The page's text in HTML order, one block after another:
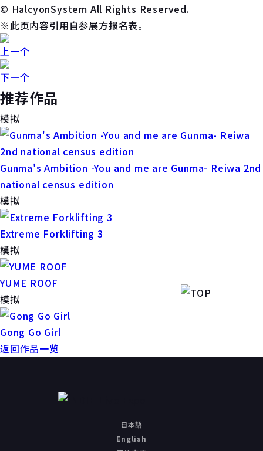
© HalcyonSystem All Rights Reserved.
※此页内容引用自参展方报名表。
上一个
下一个
推荐作品
模拟
Gunma's Ambition -You and me are Gunma- Reiwa 2nd
national census edition
模拟
Extreme Forklifting 3
模拟
YUME ROOF
模拟
Gong Go Girl
返回作品一览
日本語
English